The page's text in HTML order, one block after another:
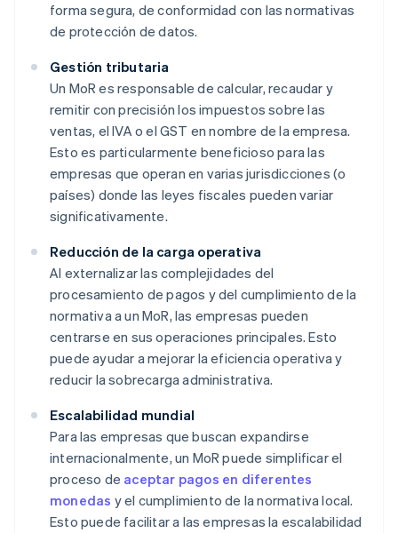
forma segura, de conformidad con las normativas
de protección de datos.
Gestión tributaria
Un MoR es responsable de calcular, recaudar y
remitir con precisión los impuestos sobre las
ventas, el IVA o el GST en nombre de la empresa.
Esto es particularmente beneficioso para las
empresas que operan en varias jurisdicciones (o
países) donde las leyes fiscales pueden variar
significativamente.
Reducción de la carga operativa
Al externalizar las complejidades del
procesamiento de pagos y del cumplimiento de la
normativa a un MoR, las empresas pueden
centrarse en sus operaciones principales. Esto
puede ayudar a mejorar la eficiencia operativa y
reducir la sobrecarga administrativa.
Escalabilidad mundial
Para las empresas que buscan expandirse
internacionalmente, un MoR puede simplificar el
proceso de aceptar pagos en diferentes
monedas y el cumplimiento de la normativa local.
Esto puede facilitar a las empresas la escalabilidad